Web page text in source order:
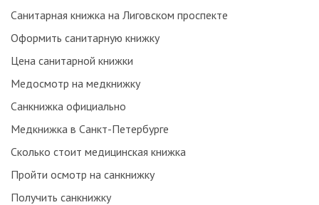
Санитарная книжка на Лиговском проспекте
Оформить санитарную книжку
Цена санитарной книжки
Медосмотр на медкнижку
Санкнижка официально
Медкнижка в Санкт-Петербурге
Сколько стоит медицинская книжка
Пройти осмотр на санкнижку
Получить санкнижку